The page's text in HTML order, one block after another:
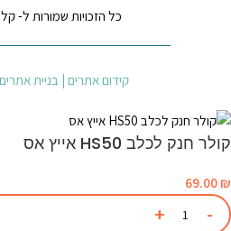
כל הזכויות שמורות ל-
קידום אתרים | בניית אתרים
קולר חנק לכלב HS50 אייץ אס
69.00 ₪